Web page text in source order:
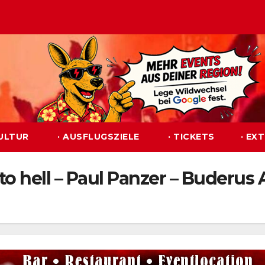
· AUSFLUGSZIELE · TICKETS ·
hell – Paul Panzer – Buderus